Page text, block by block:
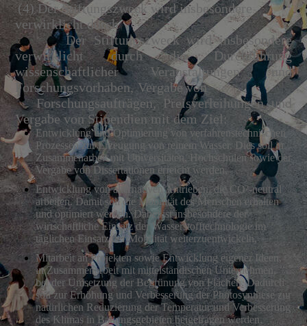
(4) Der Stiftungszweck wird insbesondere
verwirklicht durch
Der Stiftungszweck wird insbesondere
verwirklicht durch die Durchführung
wissenschaftlicher Veranstaltungen und
Forschungsvorhaben, Vergabe von
Forschungsaufträgen, Preisverleihungen und
Vergabe von Stipendien mit dem Ziel:
Entwicklung und Optimierung von verfahrenstechnischen
Prozessen zur Erzeugung von reinem Wasser. Dies soll in
Zusammenarbeit mit Universitäten, Hochschulen sowie der
Vergabe von Dissertationen erreicht werden,
Entwicklung von alternativen Antrieben, die CO²-neutral
arbeiten. Damit soll die Mobilität des Menschen erhalten
und optimiert werden. Dabei ist insbesondere der
wirtschaftliche Einsatz der Wasserstofftechnologie im
täglichen Einsatz der Mobilität weiterzuentwickeln,
Mitarbeit an Projekten sowie Entwicklung eigener Ideen,
in Zusammenarbeit mit mittelständischen Unternehmen,
bei der Umsetzung der Begrünung von Flächen. Dadurch
soll zur Erhöhung und Verbesserung der Photosynthese zur
natürlichen Reduzierung der Temperatur und Verbesserung
des Klimas in Ballungsgebieten beigetragen werden,